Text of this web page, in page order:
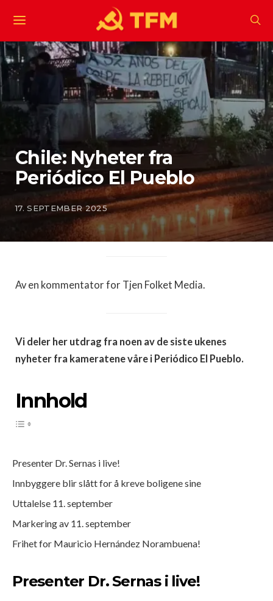
Chile: Nyheter fra
Periódico El Pueblo
17. SEPTEMBER 2025
Av en kommentator for Tjen Folket Media.
Vi deler her utdrag fra noen av de siste ukenes
nyheter fra kameratene våre i Periódico El Pueblo.
Innhold
Presenter Dr. Sernas i live!
Innbyggere blir slått for å kreve boligene sine
Uttalelse 11. september
Markering av 11. september
Frihet for Mauricio Hernández Norambuena!
Presenter Dr. Sernas i live!